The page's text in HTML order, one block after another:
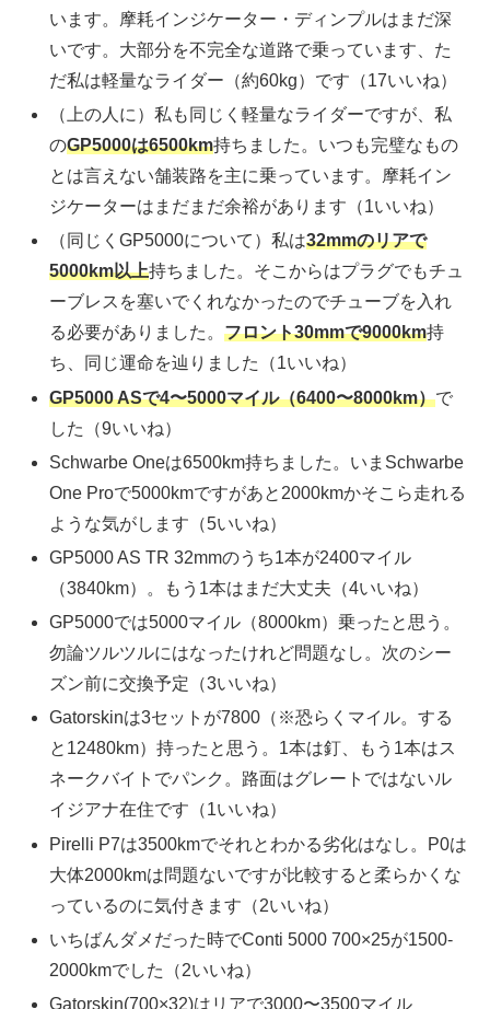
います。摩耗インジケーター・ディンプルはまだ深
いです。大部分を不完全な道路で乗っています、た
だ私は軽量なライダー（約60kg）です（17いいね）
（上の人に）私も同じく軽量なライダーですが、私
のGP5000は6500km持ちました。いつも完璧なもの
とは言えない舗装路を主に乗っています。摩耗イン
ジケーターはまだまだ余裕があります（1いいね）
（同じくGP5000について）私は32mmのリアで
5000km以上持ちました。そこからはプラグでもチュ
ーブレスを塞いでくれなかったのでチューブを入れ
る必要がありました。フロント30mmで9000km持
ち、同じ運命を辿りました（1いいね）
GP5000 ASで4〜5000マイル（6400〜8000km）で
した（9いいね）
Schwarbe Oneは6500km持ちました。いまSchwarbe
One Proで5000kmですがあと2000kmかそこら走れる
ような気がします（5いいね）
GP5000 AS TR 32mmのうち1本が2400マイル
（3840km）。もう1本はまだ大丈夫（4いいね）
GP5000では5000マイル（8000km）乗ったと思う。
勿論ツルツルにはなったけれど問題なし。次のシー
ズン前に交換予定（3いいね）
Gatorskinは3セットが7800（※恐らくマイル。する
と12480km）持ったと思う。1本は釘、もう1本はス
ネークバイトでパンク。路面はグレートではないル
イジアナ在住です（1いいね）
Pirelli P7は3500kmでそれとわかる劣化はなし。P0は
大体2000kmは問題ないですが比較すると柔らかくな
っているのに気付きます（2いいね）
いちばんダメだった時でConti 5000 700×25が1500-
2000kmでした（2いいね）
Gatorskin(700×32)はリアで3000〜3500マイル